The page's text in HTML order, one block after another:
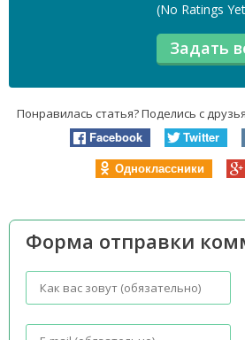
(No Ratings
Понравилась статья? Поделись с
Facebook Twitter
Одноклассники
Форма отправки